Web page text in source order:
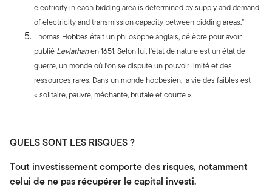
electricity in each bidding area is determined by supply and demand
of electricity and transmission capacity between bidding areas.”
Thomas Hobbes était un philosophe anglais, célèbre pour avoir
publié Leviathanen 1651. Selon lui, l'état de nature est un état de
guerre, un monde où l'on se dispute un pouvoir limité et des
ressources rares. Dans un monde hobbesien, la vie des faibles est
« solitaire, pauvre, méchante, brutale et courte ».
QUELS SONT LES RISQUES ?
Tout investissement comporte des risques, notamment
celui de ne pas récupérer le capital investi.